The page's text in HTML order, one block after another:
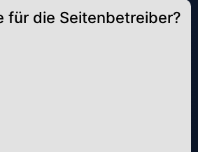
für die Seitenbetreiber?